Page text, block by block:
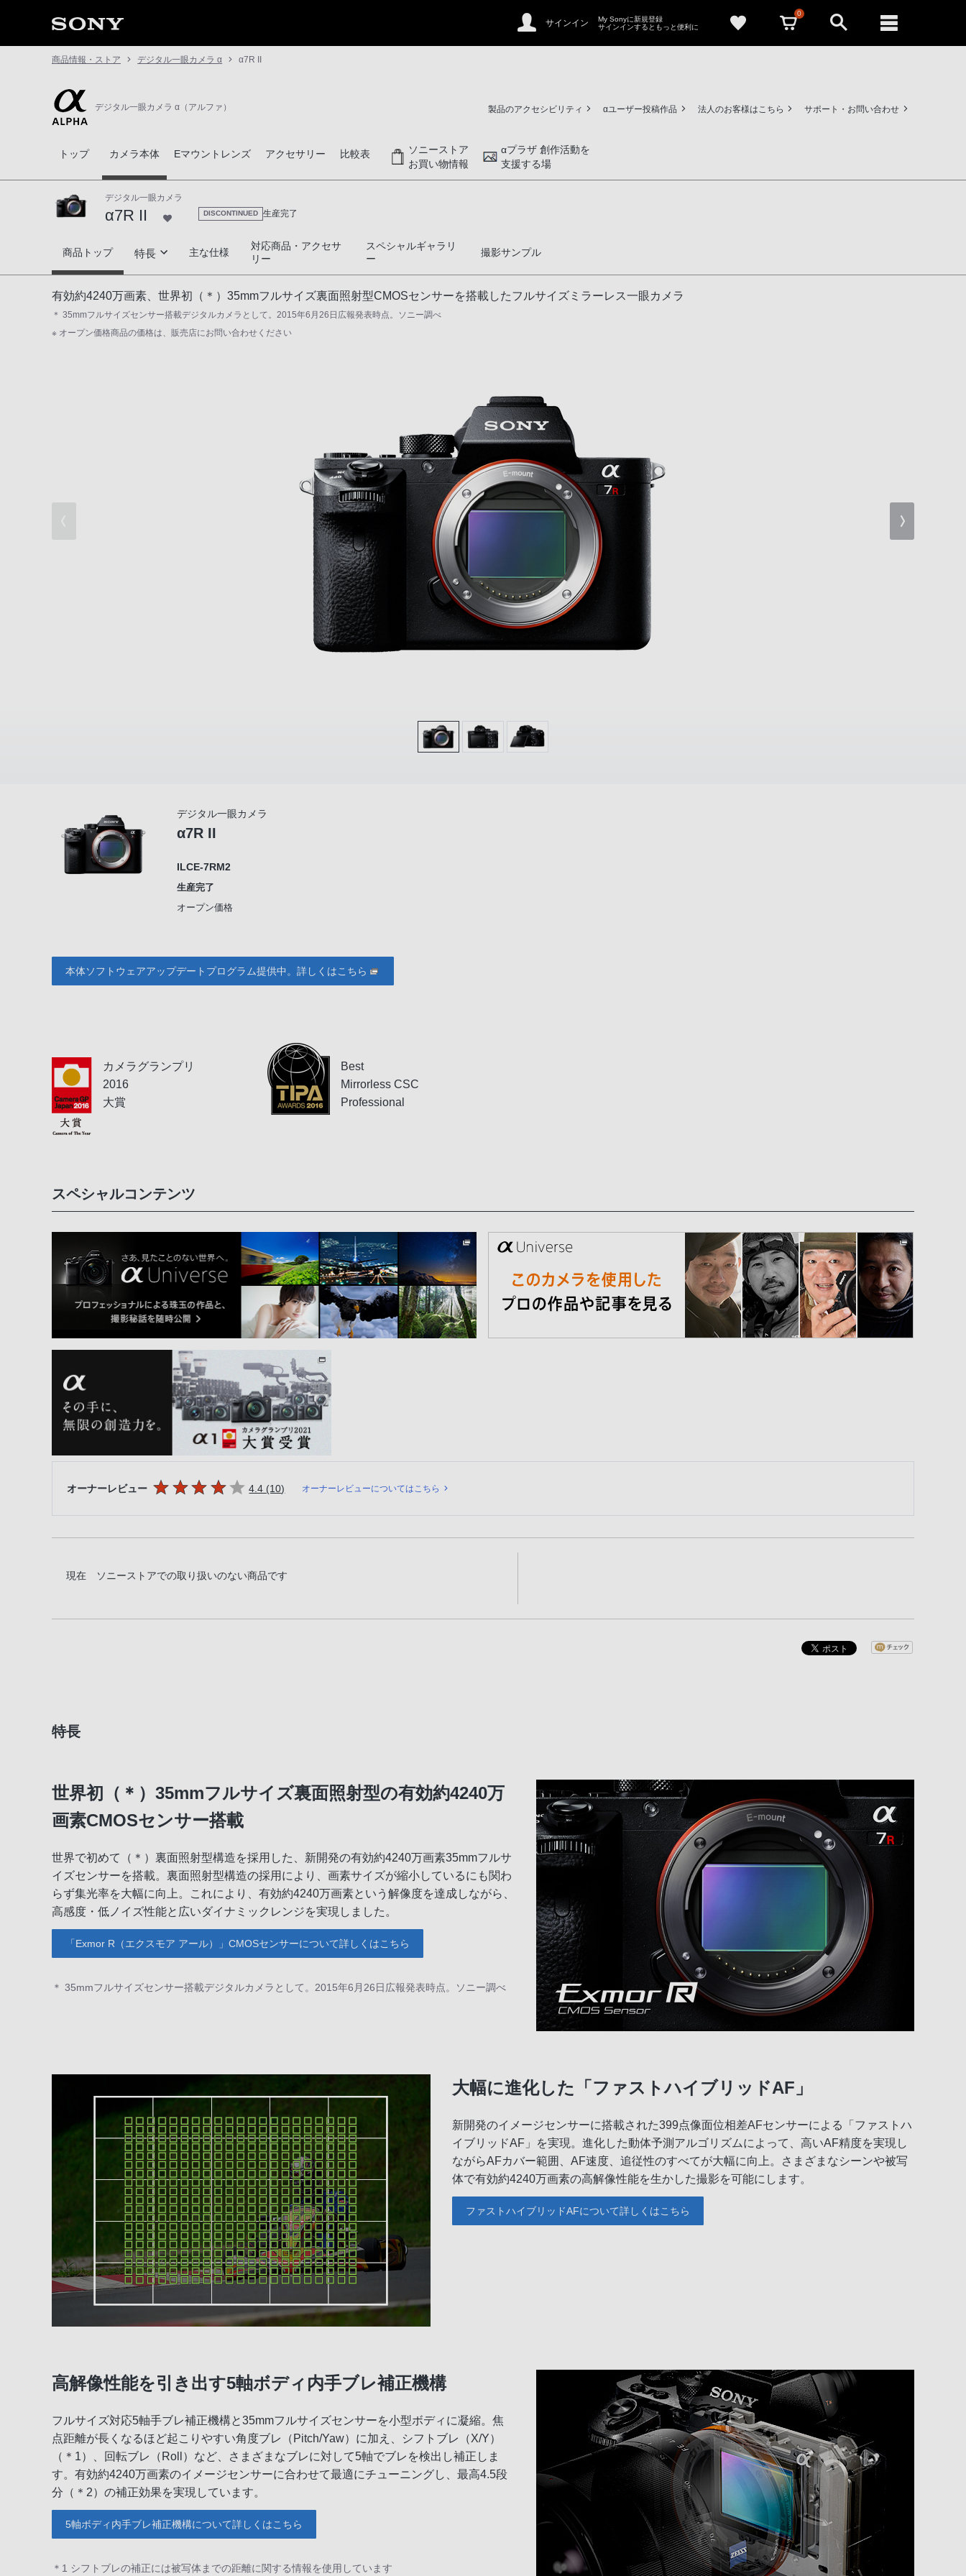
サインイン
My Sonyに新規登録
サインインするともっと便利に
0
商品情報・ストア デジタル一眼カメラ α α7R II
デジタル一眼カメラ α（アルファ） 製品のアクセシビリティ αユーザー投稿作品 法人のお客様はこちら サポート・お問い合わせ
トップ カメラ本体 Eマウントレンズ アクセサリー 比較表
ソニーストア
お買い物情報
αプラザ 創作活動を
支援する場
デジタル一眼カメラ
α7R II DISCONTINUED 生産完了
α7R II
商品トップ 特長
35mmフルサイズセンサー搭載
ファストハイブリッドAF
主な仕様
対応商品・アクセサ
リー
スペシャルギャラリ
ー
撮影サンプル
有効約4240万画素、世界初（＊）35mmフルサイズ裏面照射型CMOSセンサーを搭載したフルサイズミラーレス一眼カメラ
＊ 35mmフルサイズセンサー搭載デジタルカメラとして。2015年6月26日広報発表時点。ソニー調べ
※ オープン価格商品の価格は、販売店にお問い合わせください
デジタル一眼カメラ
α7R II
ILCE-7RM2
生産完了
オープン価格
本体ソフトウェアアップデートプログラム提供中。詳しくはこちら
カメラグランプリ
2016
大賞
Best
Mirrorless CSC
Professional
スペシャルコンテンツ
オーナーレビュー 5つの星のうち
4.4 (10件のレビュー
) オーナーレビューについてはこちら
現在 ソニーストアでの取り扱いのない商品です
特長
世界初（＊）35mmフルサイズ裏面照射型の有効約4240万
画素CMOSセンサー搭載
世界で初めて（＊）裏面照射型構造を採用した、新開発の有効約4240万画素35mmフルサ
イズセンサーを搭載。裏面照射型構造の採用により、画素サイズが縮小しているにも関わ
らず集光率を大幅に向上。これにより、有効約4240万画素という解像度を達成しながら、
高感度・低ノイズ性能と広いダイナミックレンジを実現しました。
「Exmor R（エクスモア アール）」CMOSセンサーについて詳しくはこちら
＊ 35mmフルサイズセンサー搭載デジタルカメラとして。2015年6月26日広報発表時点。ソニー調べ
大幅に進化した「ファストハイブリッドAF」
新開発のイメージセンサーに搭載された399点像面位相差AFセンサーによる「ファストハ
イブリッドAF」を実現。進化した動体予測アルゴリズムによって、高いAF精度を実現し
ながらAFカバー範囲、AF速度、追従性のすべてが大幅に向上。さまざまなシーンや被写
体で有効約4240万画素の高解像性能を生かした撮影を可能にします。
ファストハイブリッドAFについて詳しくはこちら
高解像性能を引き出す5軸ボディ内手ブレ補正機構
フルサイズ対応5軸手ブレ補正機構と35mmフルサイズセンサーを小型ボディに凝縮。焦
点距離が長くなるほど起こりやすい角度ブレ（Pitch/Yaw）に加え、シフトブレ（X/Y）
（＊1）、回転ブレ（Roll）など、さまざまなブレに対して5軸でブレを検出し補正しま
す。有効約4240万画素のイメージセンサーに合わせて最適にチューニングし、最高4.5段
分（＊2）の補正効果を実現しています。
5軸ボディ内手ブレ補正機構について詳しくはこちら
＊1 シフトブレの補正には被写体までの距離に関する情報を使用しています